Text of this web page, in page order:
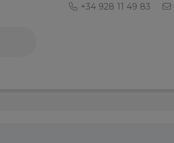
+34 928 11 49 83